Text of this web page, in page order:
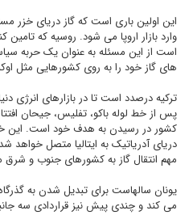
این اولین باری است که گاز دریای خزر
است از این مسئله به عنوان یک حربه
های گاز خود را به روی کشورهایی مثل
ترکیه درصدد است تا در بازارهای انرژی
پس از خط لوله باکو، تفلیس، جیحان
کشور در رسیدن به هدف خود است. این
دریای آدریاتیک به ایتالیا متصل خواهد
مهم انتقال گاز به کشورهای جنوب و شرق
یونان سالهاست برای تبدیل شدن به
می کند و چندی پیش نیز قراردادی سه